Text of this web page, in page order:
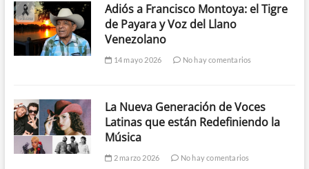
Adiós a Francisco Montoya: el Tigre
de Payara y Voz del Llano
Venezolano
14 mayo 2026 No hay comentarios
La Nueva Generación de Voces
Latinas que están Redefiniendo la
Música
2 marzo 2026 No hay comentarios